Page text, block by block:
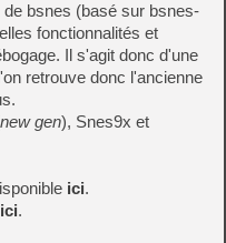
bsnes (basé sur bsnes-
fonctionnalités et
Il s'agit donc d'une
retrouve donc l'ancienne
new gen), Snes9x et
ici.
ici.